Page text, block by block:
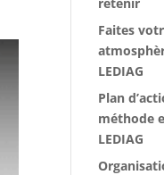
Faites
LEDIAG
Plan
méthode
LEDIAG